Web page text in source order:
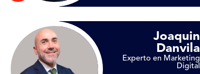
Joaquin
Danvila
Experto en Marketing
Digital